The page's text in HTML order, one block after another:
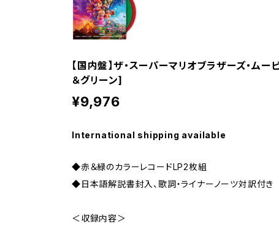
【国内盤】ザ・スーパーマリオブラザーズ・ムー
＆グリーン]
¥9,976
International shipping available
◆赤＆緑のカラーレコードLP2枚組
◆日本語解説書封入、歌詞・ライナーノーツ対訳付き
＜収録内容＞